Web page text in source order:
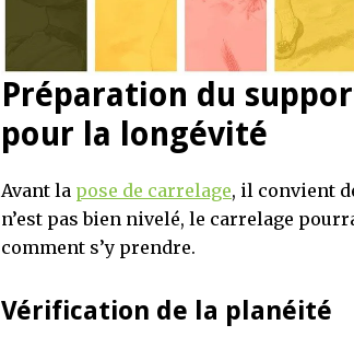
Préparation du
pour la longévité
Avant la pose de carrelage, il convient
n’est pas bien nivelé, le carrelage
comment s’y prendre.
Vérification de la planéité